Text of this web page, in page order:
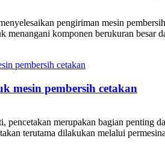
pengiriman mesin
menangani komponen berukuran besar
mesin pembersih cetakan
pencetakan merupakan bagian penting
terutama dilakukan melalui